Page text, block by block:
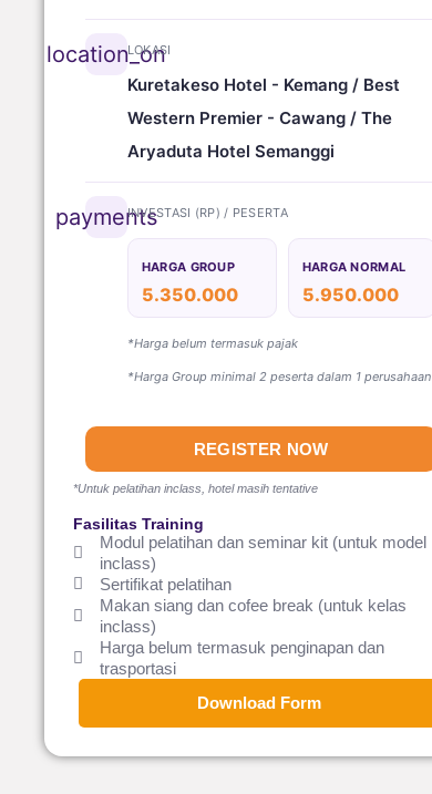
location_on
LOKASI
Kuretakeso Hotel - Kemang / Best
Western Premier - Cawang / The
Aryaduta Hotel Semanggi
paymentsINVESTASI (RP) / PESERTA
HARGA GROUP
5.350.000
HARGA NORMAL
5.950.000
*Harga belum termasuk pajak
*Harga Group minimal 2 peserta dalam 1 perusahaan
REGISTER NOW
*Untuk pelatihan inclass, hotel masih tentative
Fasilitas Training
Modul pelatihan dan seminar kit (untuk model
inclass)
Sertifikat pelatihan
Makan siang dan cofee break (untuk kelas
inclass)
Harga belum termasuk penginapan dan
trasportasi
Download Form